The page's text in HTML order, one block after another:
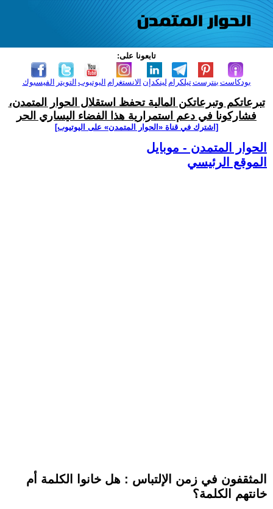
تابعونا على:
الفيسبوك التويتر اليوتيوب الانستغرام لينكدإن تيلكرامبنترست بودكاست
تبرعاتكم وتبرعاتكن المالية تحفظ استقلال الحوار المتمدن،
فشاركونا في دعم استمرارية هذا الفضاء اليساري الحر
[اشترك في قناة ‫«الحوار المتمدن» على اليوتيوب]
الحوار المتمدن - موبايل
الموقع الرئيسي
المثقفون في زمن الإلتباس : هل خانوا الكلمة أم
خانتهم الكلمة؟